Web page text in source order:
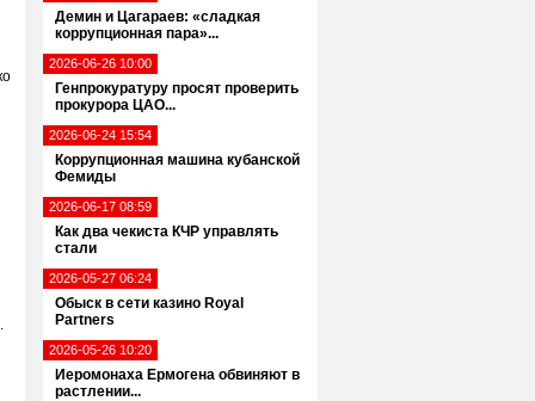
Демин и Цагараев: «сладкая
коррупционная пара»...
2026-06-26 10:00
Генпрокуратуру просят проверить
прокурора ЦАО...
2026-06-24 15:54
Коррупционная машина кубанской
Фемиды
2026-06-17 08:59
Как два чекиста КЧР управлять
стали
2026-05-27 06:24
Обыск в сети казино Royal
Partners
2026-05-26 10:20
Иеромонаха Ермогена обвиняют в
растлении...